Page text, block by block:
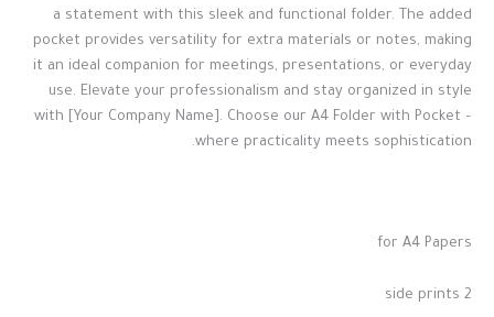
a statement with this sleek and functional folder. The added
pocket provides versatility for extra materials or notes, making
it an ideal companion for meetings, presentations, or everyday
use. Elevate your professionalism and stay organized in style
with [Your Company Name]. Choose our A4 Folder with Pocket –
where practicality meets sophistication.
for A4 Papers
2 side prints